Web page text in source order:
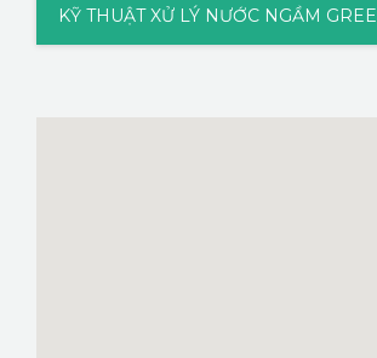
KỸ THUẬT XỬ LÝ NƯỚC NGẦM GREE